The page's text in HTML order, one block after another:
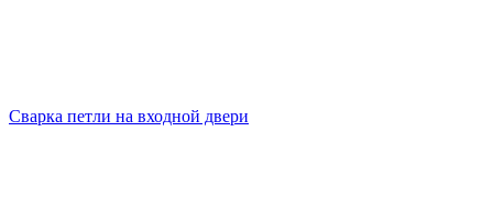
Сварка петли на входной двери